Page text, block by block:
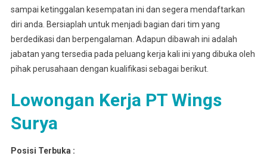
sampai ketinggalan kesempatan ini dan segera mendaftarkan
diri anda. Bersiaplah untuk menjadi bagian dari tim yang
berdedikasi dan berpengalaman. Adapun dibawah ini adalah
jabatan yang tersedia pada peluang kerja kali ini yang dibuka oleh
pihak perusahaan dengan kualifikasi sebagai berikut.
Lowongan Kerja PT Wings
Surya
Posisi Terbuka :